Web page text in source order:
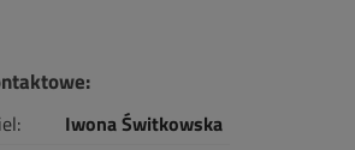
Iwona Świtkowska